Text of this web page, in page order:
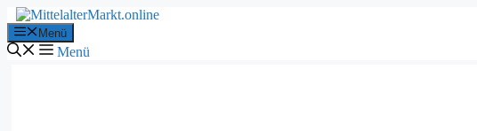
Zum
Inhalt
springen
Menü
Menü